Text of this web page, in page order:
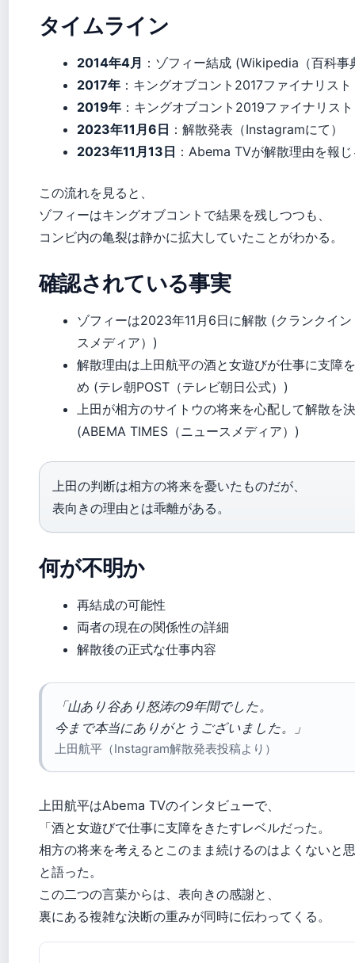
タイムライン
2014年4月 ：ゾフィー結成 (Wikipedia（百科事
2017年 ：キングオブコント2017ファイナリスト
2019年 ：キングオブコント2019ファイナリスト
2023年11月6日 ：解散発表（Instagramにて）
2023年11月13日 ：Abema TVが解散理由を報
この流れを見ると、
ゾフィーはキングオブコントで結果を残しつつも、
コンビ内の亀裂は静かに拡大していたことがわかる。
確認されている事実
ゾフィーは2023年11月6日に解散 (クランクイ
スメディア）)
解散理由は上田航平の酒と女遊びが仕事に支障
め (テレ朝POST（テレビ朝日公式）)
上田が相方のサイトウの将来を心配して解散を
(ABEMA TIMES（ニュースメディア）)
上田の判断は相方の将来を憂いたものだが、
表向きの理由とは乖離がある。
何が不明か
再結成の可能性
両者の現在の関係性の詳細
解散後の正式な仕事内容
「山あり谷あり怒涛の9年間でした。
今まで本当にありがとうございました。」
上田航平（Instagram解散発表投稿より）
上田航平はAbema TVのインタビューで、
「酒と女遊びで仕事に支障をきたすレベルだった。
相方の将来を考えるとこのまま続けるのはよくないと
と語った。
この二つの言葉からは、表向きの感謝と、
裏にある複雑な決断の重みが同時に伝わってくる。